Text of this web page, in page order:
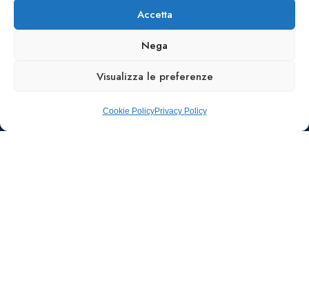
Accetta
Nega
Visualizza le preferenze
Cookie PolicyPrivacy Policy